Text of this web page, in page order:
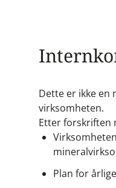
Dette er ikke en
virksomheten.
Etter forskriften
Plan for